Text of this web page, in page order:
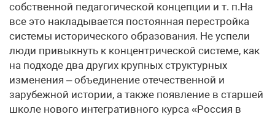
собственной педагогической концепции и т. п.На
все это накладывается постоянная перестройка
системы исторического образования. Не успели
люди привыкнуть к концентрической системе, как
на подходе два других крупных структурных
изменения – объединение отечественной и
зарубежной истории, а также появление в старшей
школе нового интегративного курса «Россия в